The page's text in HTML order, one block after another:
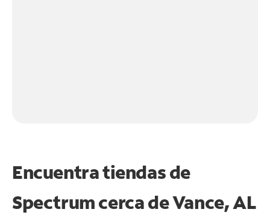
Encuentra tiendas de
Spectrum cerca deVance, AL